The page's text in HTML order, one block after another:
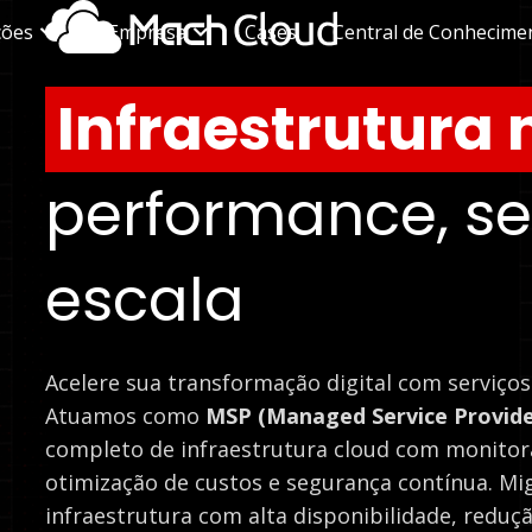
A Empresa Cases Central de
Infraestrutura
performance,
escala
Acelere sua transformação digital com
Atuamos como MSP (Managed Service
completo de infraestrutura cloud com
otimização de custos e segurança contínua.
infraestrutura com alta disponibilidade,